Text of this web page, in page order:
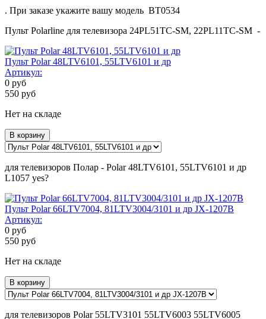
. При заказе укажите вашу модель BT0534
Пульт Polarline для телевизора 24PL51TC-SM, 22PL11TC-SM -
Пульт Polar 48LTV6101, 55LTV6101 и др
Артикул:
0 руб
550 руб
Нет на складе
В корзину
для телевизоров Полар - Polar 48LTV6101, 55LTV6101 и др
L1057 yes?
Пульт Polar 66LTV7004, 81LTV3004/3101 и др JX-1207B
Артикул:
0 руб
550 руб
Нет на складе
В корзину
для телевизоров Polar 55LTV3101 55LTV6003 55LTV6005